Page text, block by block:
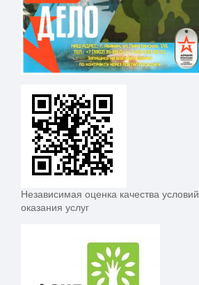
Независимая оценка качества условий
оказания услуг